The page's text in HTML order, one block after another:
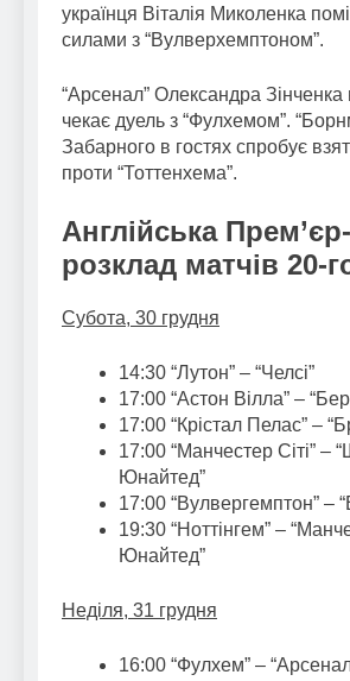
українця Віталія Миколенка
силами з “Вулверхемптоном”.
“Арсенал” Олександра Зінченка
чекає дуель з “Фулхемом”.
Забарного в гостях спробує
проти “Тоттенхема”.
Англійська Прем’єр-
розклад матчів 20-
Субота, 30 грудня
14:30 “Лутон” – “Челсі”
17:00 “Астон Вілла” –
17:00 “Крістал Пелас” –
17:00 “Манчестер Сіті” –
Юнайтед”
17:00 “Вулвергемптон” –
19:30 “Ноттінгем” –
Юнайтед”
Неділя, 31 грудня
16:00 “Фулхем” –